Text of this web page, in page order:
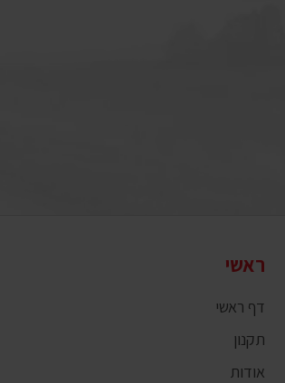
ראשי
דף ראשי
תקנון
אודות